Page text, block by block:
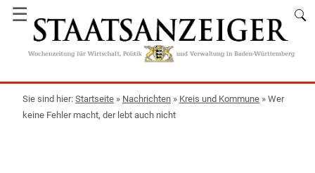
☰
Startseite » Nachrichten » Kreis und Kommune » Wer
keine Fehler macht, der lebt auch nicht